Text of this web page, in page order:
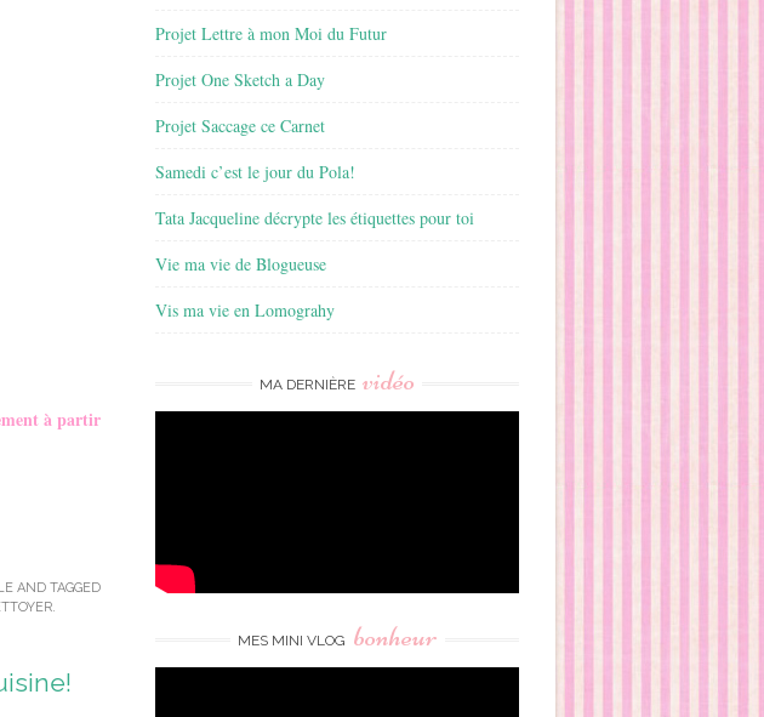
à partir
AND TAGGED
.
Projet Lettre à mon Moi du Futur
Projet One Sketch a Day
Projet Saccage ce Carnet
Samedi c’est le jour du Pola!
Tata Jacqueline décrypte les étiquettes pour toi
Vie ma vie de Blogueuse
Vis ma vie en Lomograhy
MA DERNIÈRE vidéo
MES MINI VLOG bonheur